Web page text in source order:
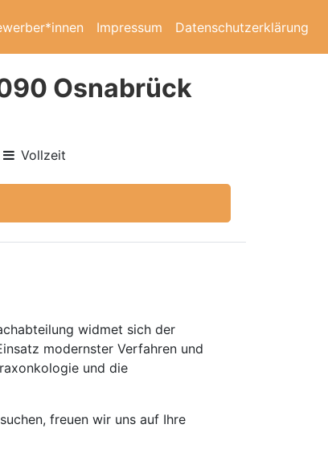
Impressum Datenschutzerklärung
Osnabrück
Vollzeit
widmet sich der
modernster Verfahren und
und die
freuen wir uns auf Ihre